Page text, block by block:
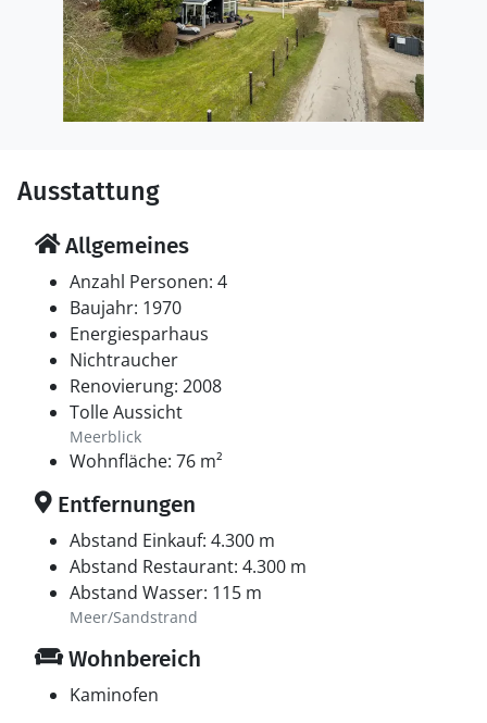
Ausstattung
Allgemeines
Anzahl Personen: 4
Baujahr: 1970
Energiesparhaus
Nichtraucher
Renovierung: 2008
Tolle Aussicht
Meerblick
Wohnfläche: 76 m²
Entfernungen
Abstand Einkauf: 4.300 m
Abstand Restaurant: 4.300 m
Abstand Wasser: 115 m
Meer/Sandstrand
Wohnbereich
Kaminofen